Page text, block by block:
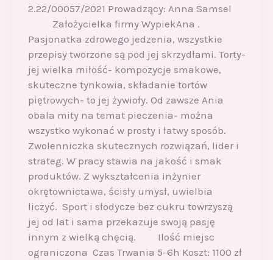
2.22/00057/2021 Prowadzący: Anna Samsel
Założycielka firmy WypiekAna .
Pasjonatka zdrowego jedzenia, wszystkie
przepisy tworzone są pod jej skrzydłami. Torty-
jej wielka miłość- kompozycje smakowe,
skuteczne tynkowia, składanie tortów
piętrowych- to jej żywioły. Od zawsze Ania
obala mity na temat pieczenia- można
wszystko wykonać w prosty i łatwy sposób.
Zwolenniczka skutecznych rozwiązań, lider i
strateg. W pracy stawia na jakość i smak
produktów. Z wykształcenia inżynier
okrętownictawa, ścisły umysł, uwielbia
liczyć. Sport i słodycze bez cukru towrzyszą
jej od lat i sama przekazuje swoją pasję
innym z wielką chęcią. Ilość miejsc
ograniczona Czas Trwania 5-6h Koszt: 1100 zł